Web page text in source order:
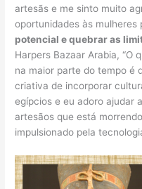
artesãs e me sinto muito
oportunidades às mulheres
potencial e quebrar as
Harpers Bazaar Arabia, “O
na maior parte do tempo é
criativa de incorporar
egípcios e eu adoro ajudar
artesãos que está
impulsionado pela